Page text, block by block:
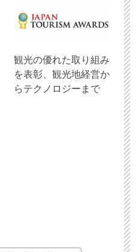
観光の優れた取り組み
を表彰、観光地経営か
らテクノロジーまで